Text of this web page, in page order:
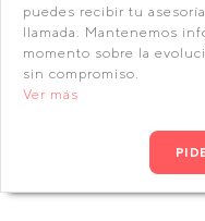
puedes recibir tu
llamada. Mantenemos
momento sobre la
sin compromiso.
Ver más